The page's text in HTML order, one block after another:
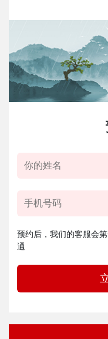
预约后，我们的客服会
通